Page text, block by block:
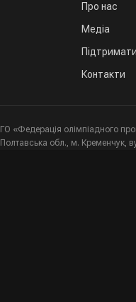
Про нас
Медіа
Підтримати
Контакти
ГО «Федерація олімпіадного
Полтавська обл., м. Кременчук,